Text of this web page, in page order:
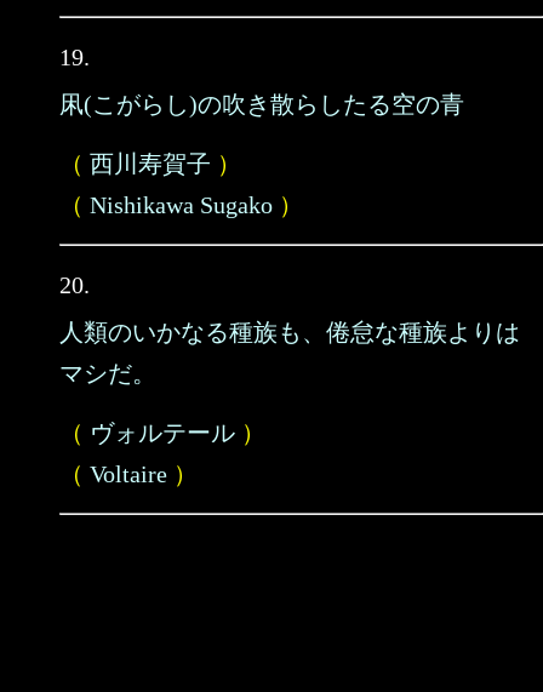
19.
凩(こがらし)の吹き散らしたる空の青
（ 西川寿賀子 ）
（ Nishikawa Sugako ）
20.
人類のいかなる種族も、倦怠な種族よりは
マシだ。
（ ヴォルテール ）
（ Voltaire ）